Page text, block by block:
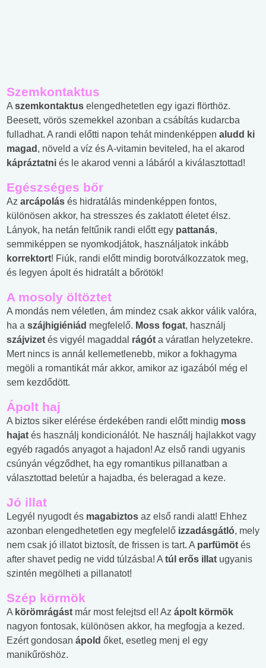
Szemkontaktus
A szemkontaktus elengedhetetlen egy igazi flörthöz.
Beesett, vörös szemekkel azonban a csábítás kudarcba
fulladhat. A randi előtti napon tehát mindenképpen aludd ki
magad , növeld a víz és A-vitamin beviteled, ha el akarod
kápráztatni és le akarod venni a lábáról a kiválasztottad!
Egészséges bőr
Az arcápolás és hidratálás mindenképpen fontos,
különösen akkor, ha stresszes és zaklatott életet élsz.
Lányok, ha netán feltűnik randi előtt egy pattanás,
semmiképpen se nyomkodjátok, használjatok inkább
korrektort! Fiúk, randi előtt mindig borotválkozzatok meg,
és legyen ápolt és hidratált a bőrötök!
A mosoly öltöztet
A mondás nem véletlen, ám mindez csak akkor válik valóra,
ha a szájhigiéniád megfelelő. Moss fogat, használj
szájvizet és vigyél magaddal rágót a váratlan helyzetekre.
Mert nincs is annál kellemetlenebb, mikor a fokhagyma
megöli a romantikát már akkor, amikor az igazából még el
sem kezdődött.
Ápolt haj
A biztos siker elérése érdekében randi előtt mindig moss
hajat és használj kondicionálót. Ne használj hajlakkot vagy
egyéb ragadós anyagot a hajadon! Az első randi ugyanis
csúnyán végződhet, ha egy romantikus pillanatban a
választottad beletúr a hajadba, és beleragad a keze.
Jó illat
Legyél nyugodt és magabiztos az első randi alatt! Ehhez
azonban elengedhetetlen egy megfelelő izzadásgátló, mely
nem csak jó illatot biztosít, de frissen is tart. A parfümöt és
after shavet pedig ne vidd túlzásba! A túl erős illat ugyanis
szintén megölheti a pillanatot!
Szép körmök
A körömrágást már most felejtsd el! Az ápolt körmök
nagyon fontosak, különösen akkor, ha megfogja a kezed.
Ezért gondosan ápold őket, esetleg menj el egy
manikűröshöz.